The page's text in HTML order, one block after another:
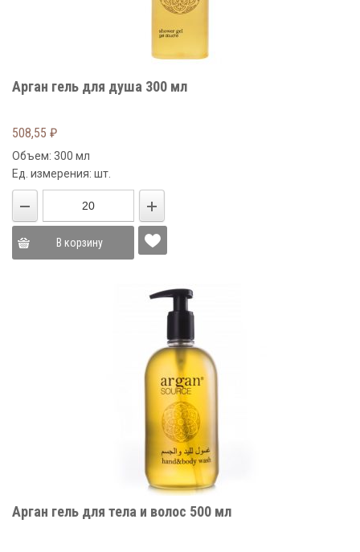
Арган гель для душа 300 мл
508,55 ₽
Объем: 300 мл
Ед. измерения: шт.
В корзину
Арган гель для тела и волос 500 мл